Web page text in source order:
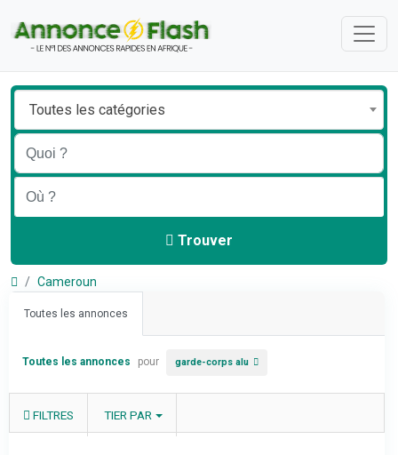
Toutes les catégories
Trouver
Cameroun
Toutes les annonces
Toutes les annonces pour garde-corps alu
FILTRES TIER PAR